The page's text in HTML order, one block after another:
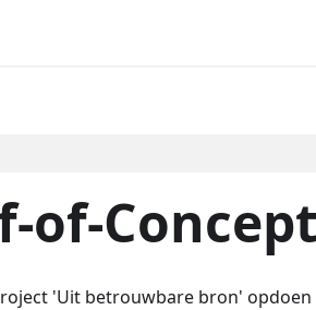
of-Concept
'Uit betrouwbare bron'